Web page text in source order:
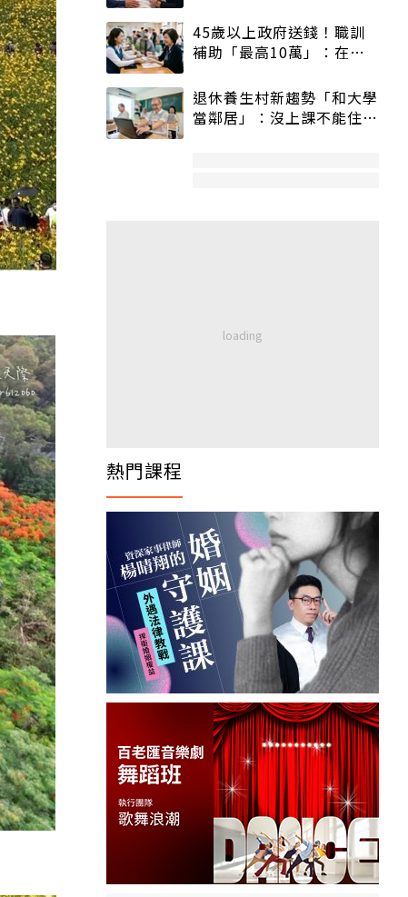
45歲以上政府送錢！職訓
補助「最高10萬」：在
退休養生村新趨勢「和大學
當鄰居」：沒上課不能住、
熱門課程